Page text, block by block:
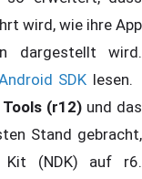
wird, wie ihre App
dargestellt wird.
SDK lesen.
Tools (r12)und das
Stand gebracht,
Kit (NDK) auf r6.